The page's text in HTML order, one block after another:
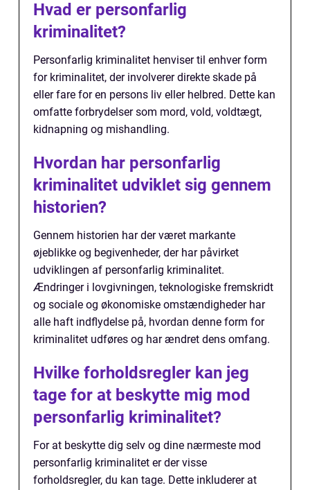
Hvad er personfarlig
kriminalitet?
Personfarlig kriminalitet henviser til enhver form
for kriminalitet, der involverer direkte skade på
eller fare for en persons liv eller helbred. Dette kan
omfatte forbrydelser som mord, vold, voldtægt,
kidnapning og mishandling.
Hvordan har personfarlig
kriminalitet udviklet sig gennem
historien?
Gennem historien har der været markante
øjeblikke og begivenheder, der har påvirket
udviklingen af personfarlig kriminalitet.
Ændringer i lovgivningen, teknologiske fremskridt
og sociale og økonomiske omstændigheder har
alle haft indflydelse på, hvordan denne form for
kriminalitet udføres og har ændret dens omfang.
Hvilke forholdsregler kan jeg
tage for at beskytte mig mod
personfarlig kriminalitet?
For at beskytte dig selv og dine nærmeste mod
personfarlig kriminalitet er der visse
forholdsregler, du kan tage. Dette inkluderer at